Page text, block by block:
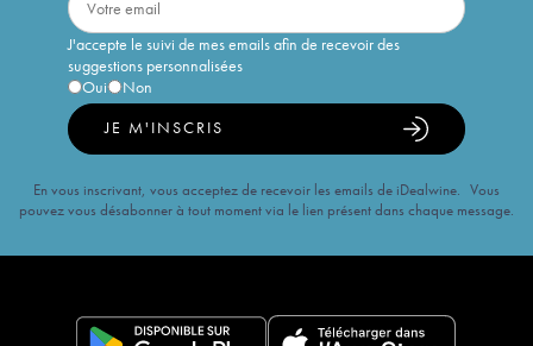
J'accepte le suivi de mes emails afin de recevoir des
suggestions personnalisées
Oui
Non
JE M'INSCRIS
En vous inscrivant, vous acceptez de recevoir les emails de iDealwine. Vous
pouvez vous désabonner à tout moment via le lien présent dans chaque message.